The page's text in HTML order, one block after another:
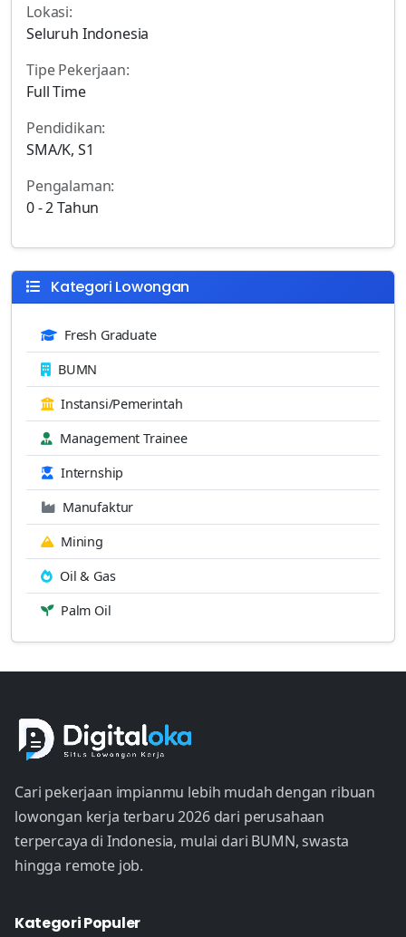
Lokasi:
Seluruh Indonesia
Tipe Pekerjaan:
Full Time
Pendidikan:
SMA/K, S1
Pengalaman:
0 - 2 Tahun
Kategori Lowongan
Fresh Graduate
BUMN
Instansi/Pemerintah
Management Trainee
Internship
Manufaktur
Mining
Oil & Gas
Palm Oil
Cari pekerjaan impianmu lebih mudah dengan ribuan
lowongan kerja terbaru 2026 dari perusahaan
terpercaya di Indonesia, mulai dari BUMN, swasta
hingga remote job.
Kategori Populer